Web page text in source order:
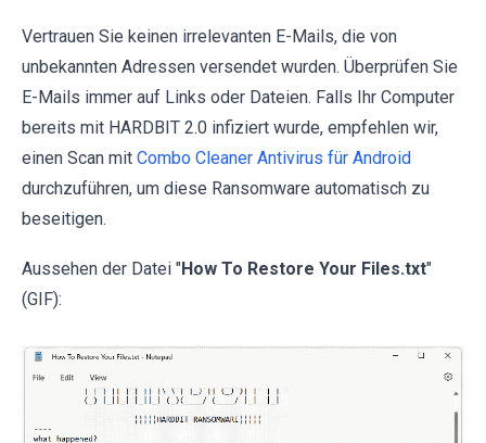
Vertrauen Sie keinen irrelevanten E-Mails, die von
unbekannten Adressen versendet wurden. Überprüfen Sie
E-Mails immer auf Links oder Dateien. Falls Ihr Computer
bereits mit HARDBIT 2.0 infiziert wurde, empfehlen wir,
einen Scan mit Combo Cleaner Antivirus für Android
durchzuführen, um diese Ransomware automatisch zu
beseitigen.
Aussehen der Datei "How To Restore Your Files.txt"
(GIF):